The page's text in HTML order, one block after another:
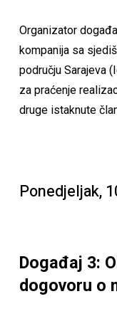
Organizator
kompanija sa
području Sarajeva
za praćenje
druge istaknute
Ponedjeljak,
Događaj 3:
dogovoru o